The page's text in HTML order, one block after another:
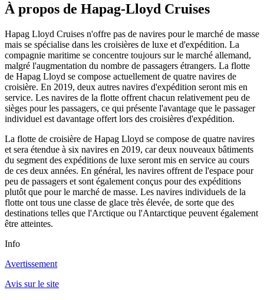
À propos de Hapag-Lloyd Cruises
Hapag Lloyd Cruises n'offre pas de navires pour le marché de masse
mais se spécialise dans les croisières de luxe et d'expédition. La
compagnie maritime se concentre toujours sur le marché allemand,
malgré l'augmentation du nombre de passagers étrangers. La flotte
de Hapag Lloyd se compose actuellement de quatre navires de
croisière. En 2019, deux autres navires d'expédition seront mis en
service. Les navires de la flotte offrent chacun relativement peu de
sièges pour les passagers, ce qui présente l'avantage que le passager
individuel est davantage offert lors des croisières d'expédition.
La flotte de croisière de Hapag Lloyd se compose de quatre navires
et sera étendue à six navires en 2019, car deux nouveaux bâtiments
du segment des expéditions de luxe seront mis en service au cours
de ces deux années. En général, les navires offrent de l'espace pour
peu de passagers et sont également conçus pour des expéditions
plutôt que pour le marché de masse. Les navires individuels de la
flotte ont tous une classe de glace très élevée, de sorte que des
destinations telles que l'Arctique ou l'Antarctique peuvent également
être atteintes.
Info
Avertissement
Avis sur le site